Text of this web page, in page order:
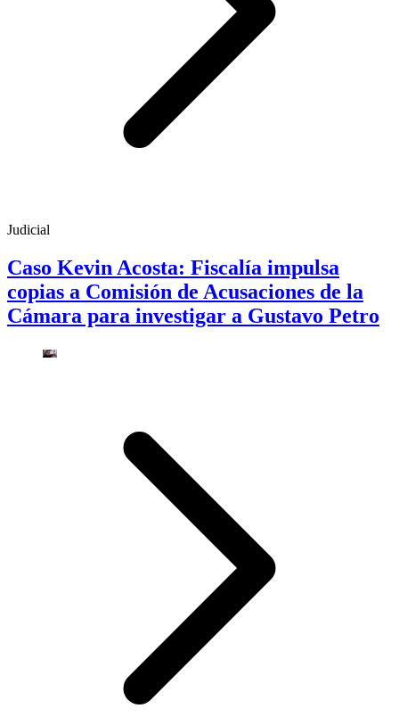
Judicial
Caso Kevin Acosta: Fiscalía impulsa
copias a Comisión de Acusaciones de la
Cámara para investigar a Gustavo Petro